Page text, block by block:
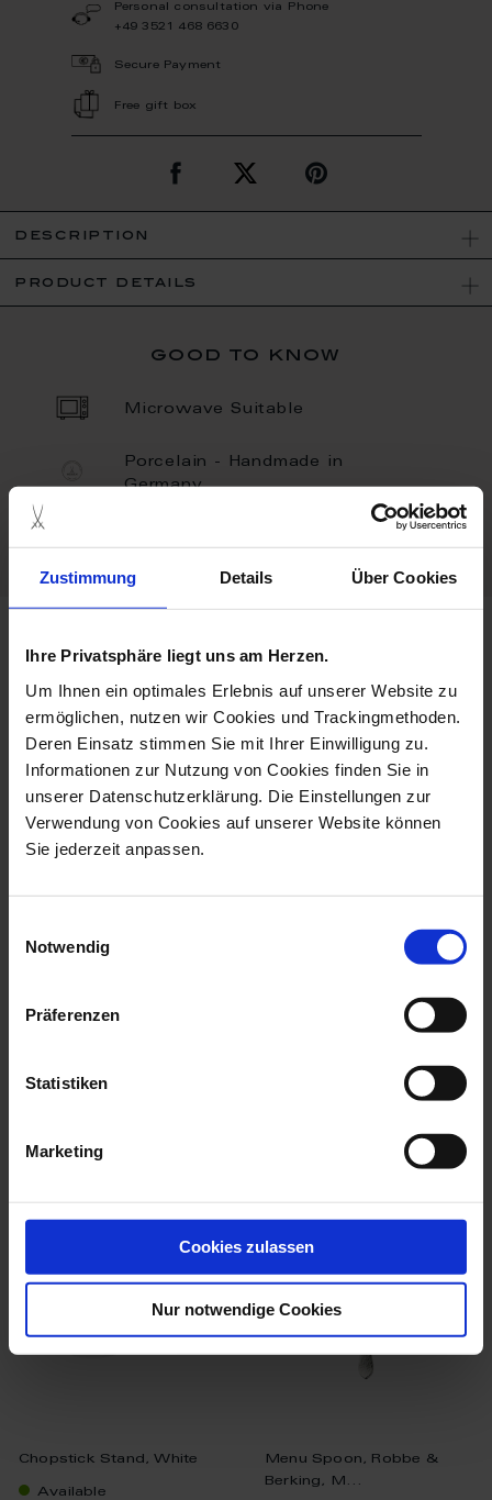
Zustimmung Details Über Cookies
Ihre Privatsphäre liegt uns am Herzen.
Um Ihnen ein optimales Erlebnis auf unserer Website zu
ermöglichen, nutzen wir Cookies und Trackingmethoden.
Deren Einsatz stimmen Sie mit Ihrer Einwilligung zu.
Informationen zur Nutzung von Cookies finden Sie in
unserer Datenschutzerklärung. Die Einstellungen zur
Verwendung von Cookies auf unserer Website können
Sie jederzeit anpassen.
Notwendig
Präferenzen
Statistiken
Marketing
Cookies zulassen
Nur notwendige Cookies
Personal consultation via Phone
+49 3521 468 6630
Secure Payment
Free gift box
description
product details
good to know
Microwave Suitable
Porcelain - Handmade in
Germany
pure collection
Available
Sake Bottle, White, H
we think you’ll like these
Chopstick Stand, White
Available
Menu Spoon, Robbe &
Berking, M...